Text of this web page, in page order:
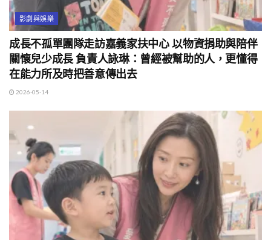
影劇與娛樂
成長不孤單團隊走訪嘉義家扶中心 以物資捐助與陪伴
關懷兒少成長 負責人詠琳：曾經被幫助的人，更懂得
在能力所及時把善意傳出去
2026-05-14